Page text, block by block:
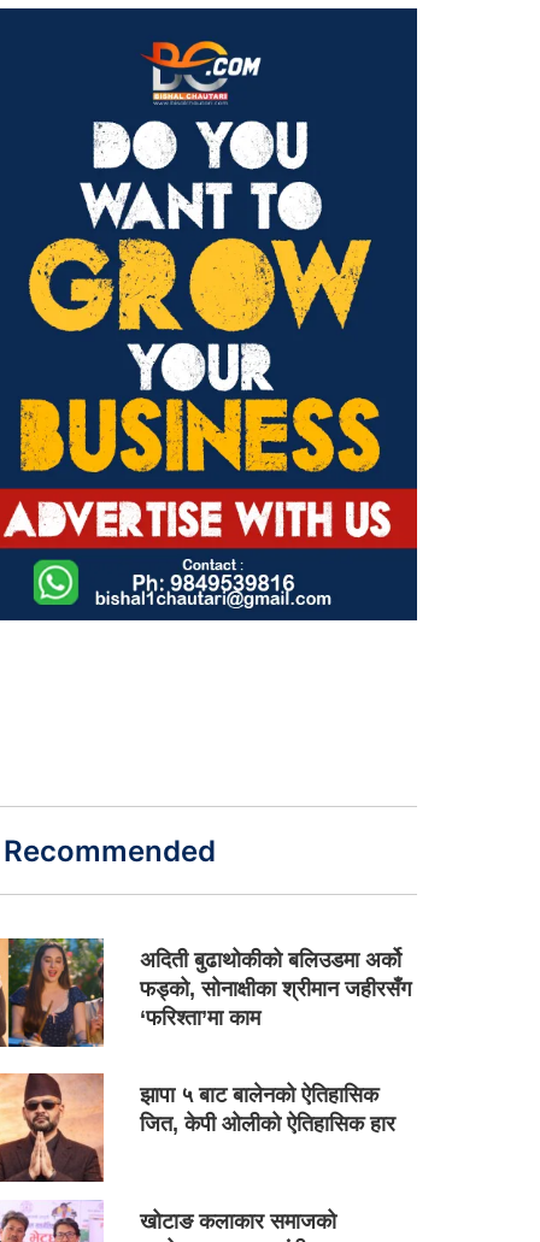
Recommended
अदिती बुढाथोकीको बलिउडमा अर्को
फड्को, सोनाक्षीका श्रीमान जहीरसँग
‘फरिश्ता’मा काम
झापा ५ बाट बालेनको ऐतिहासिक
जित, केपी ओलीको ऐतिहासिक हार
खोटाङ कलाकार समाजको